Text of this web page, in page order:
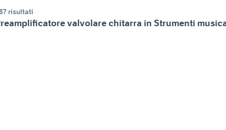
risultati
valvolare chitarra in Strumenti